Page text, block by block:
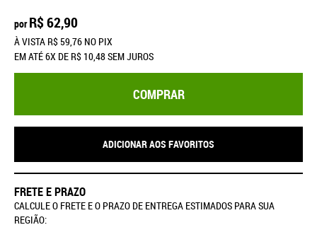
por R$ 62,90
À VISTA R$ 59,76 NO PIX
EM ATÉ6X DE R$ 10,48SEM JUROS
COMPRAR
ADICIONAR AOS FAVORITOS
FRETE E PRAZO
CALCULE O FRETE E O PRAZO DE ENTREGA ESTIMADOS PARA SUA
REGIÃO: